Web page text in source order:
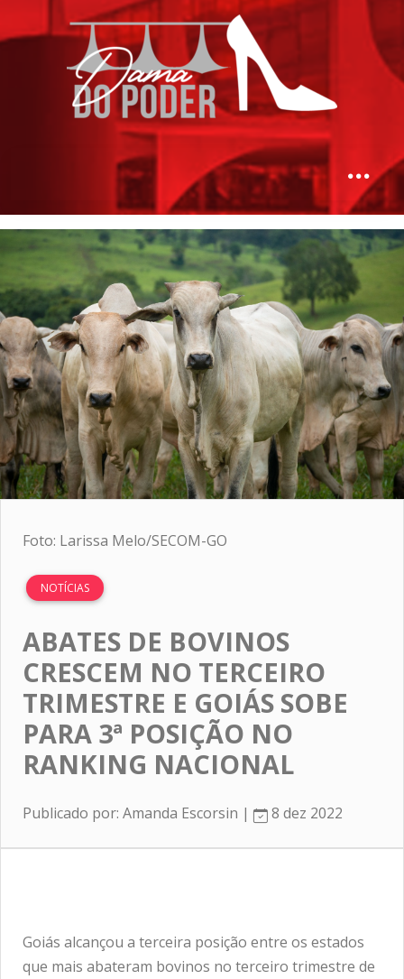
Foto: Larissa Melo/SECOM-GO
NOTÍCIAS
ABATES DE BOVINOS
CRESCEM NO TERCEIRO
TRIMESTRE E GOIÁS SOBE
PARA 3ª POSIÇÃO NO
RANKING NACIONAL
Publicado por: Amanda Escorsin | 8 dez 2022
Goiás alcançou a terceira posição entre os estados
que mais abateram bovinos no terceiro trimestre de